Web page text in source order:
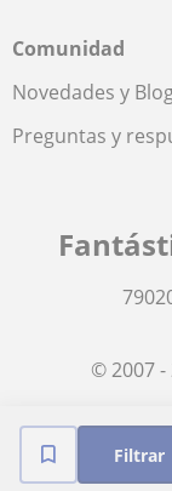
Filtrar
Comunidad
Novedades y
Preguntas y
© 2007 -
Mapa